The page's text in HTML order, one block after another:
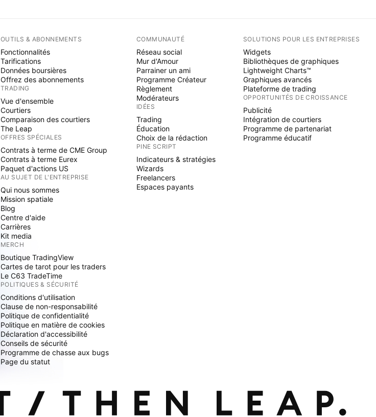
OUTILS & ABONNEMENTS
Fonctionnalités
Tarifications
Données boursières
Offrez des abonnements
TRADING
Vue d'ensemble
Courtiers
Comparaison des courtiers
The Leap
OFFRES SPÉCIALES
Contrats à terme de CME Group
Contrats à terme Eurex
Paquet d'actions US
AU SUJET DE L'ENTREPRISE
Qui nous sommes
Mission spatiale
Blog
Centre d'aide
Carrières
Kit media
MERCH
Boutique TradingView
Cartes de tarot pour les traders
Le C63 TradeTime
POLITIQUES & SÉCURITÉ
Conditions d'utilisation
Clause de non-responsabilité
Politique de confidentialité
Politique en matière de cookies
Déclaration d'accessibilité
Conseils de sécurité
Programme de chasse aux bugs
Page du statut
COMMUNAUTÉ
Réseau social
Mur d'Amour
Parrainer un ami
Programme Créateur
Règlement
Modérateurs
IDÉES
Trading
Éducation
Choix de la rédaction
PINE SCRIPT
Indicateurs & stratégies
Wizards
Freelancers
Espaces payants
SOLUTIONS POUR LES ENTREPRISES
Widgets
Bibliothèques de graphiques
Lightweight Charts™
Graphiques avancés
Plateforme de trading
OPPORTUNITÉS DE CROISSANCE
Publicité
Intégration de courtiers
Programme de partenariat
Programme éducatif